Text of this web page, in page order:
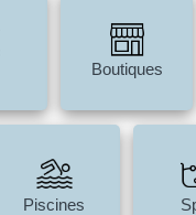
Boutiques
Piscines